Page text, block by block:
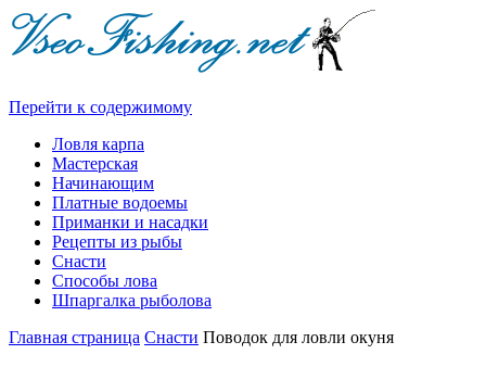
Перейти к содержимому
Ловля карпа
Мастерская
Начинающим
Платные водоемы
Приманки и насадки
Рецепты из рыбы
Снасти
Способы лова
Шпаргалка рыболова
Главная страница Снасти Поводок для ловли окуня